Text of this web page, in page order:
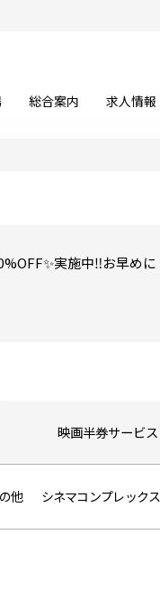
総合案内 求人情報
実施中‼️お早めに
映画半券サービス
他 シネマコンプレックス